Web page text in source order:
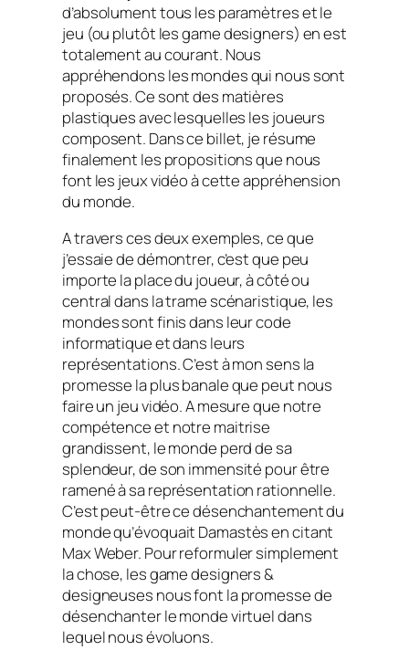
d’absolument tous les paramètres et le
jeu (ou plutôt lesgame designers) en est
totalement au courant. Nous
appréhendons les mondes qui nous sont
proposés. Ce sont des matières
plastiques avec lesquelles les joueurs
composent. Dans ce billet, je résume
finalement les propositions que nous
font les jeux vidéo à cette appréhension
du monde.
A travers ces deux exemples, ce que
j’essaie de démontrer, c’est que peu
importe la place du joueur, à côté ou
central dans la trame scénaristique, les
mondes sont finis dans leur code
informatique et dans leurs
représentations. C’est à mon sens la
promesse la plus banale que peut nous
faire un jeu vidéo. A mesure que notre
compétence et notre maitrise
grandissent, le monde perd de sa
splendeur, de son immensité pour être
ramené à sa représentation rationnelle.
C’est peut-être ce désenchantement du
monde qu’évoquait Damastès en citant
Max Weber. Pour reformuler simplement
la chose, lesgame designers &
designeuses nous font la promesse de
désenchanter le monde virtuel dans
lequel nous évoluons.